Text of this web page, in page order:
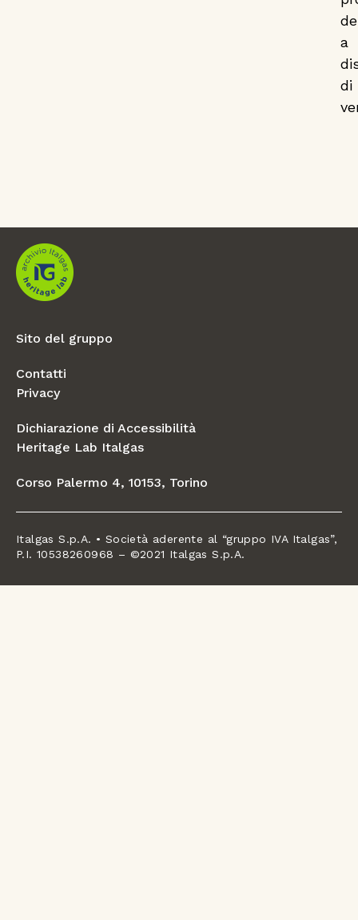
a
di
Sito del gruppo
Contatti
Privacy
Dichiarazione di Accessibilità
Heritage Lab Italgas
Corso Palermo 4, 10153, Torino
Italgas S.p.A. • Società aderente al “gruppo IVA Italgas”,
P.I. 10538260968 – ©2021 Italgas S.p.A.